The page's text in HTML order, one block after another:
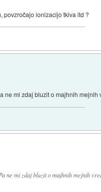
povzročajo ionizacijo tkiva itd ?
ne mi zdaj bluzit o majhnih mejnih
ne mi zdaj bluzit o majhnih mejnih